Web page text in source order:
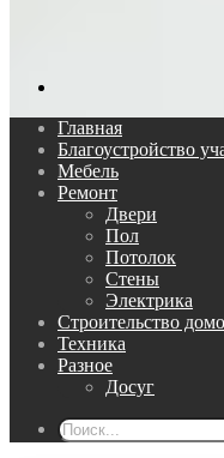
Главная
Благоустройство
Мебель
Ремонт
Двери
Пол
Потолок
Стены
Электрика
Строительство
Техника
Разное
Досуг